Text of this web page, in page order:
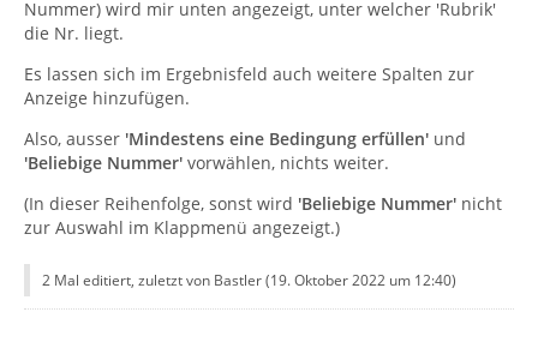
Nummer) wird mir unten angezeigt, unter welcher 'Rubrik'
die Nr. liegt.
Es lassen sich im Ergebnisfeld auch weitere Spalten zur
Anzeige hinzufügen.
Also, ausser 'Mindestens eine Bedingung erfüllen' und
'Beliebige Nummer' vorwählen, nichts weiter.
(In dieser Reihenfolge, sonst wird 'Beliebige Nummer' nicht
zur Auswahl im Klappmenü angezeigt.)
2 Mal editiert, zuletzt von Bastler (19. Oktober 2022 um 12:40)